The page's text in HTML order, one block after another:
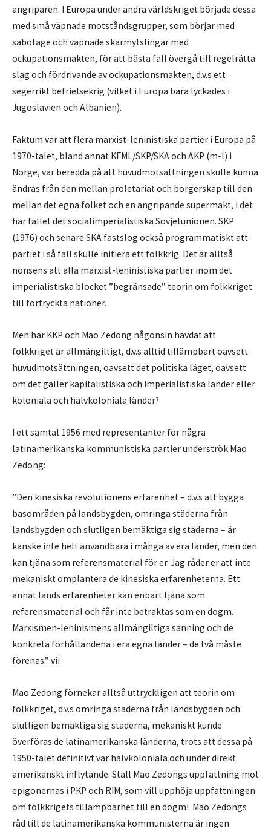
angriparen. I Europa under andra världskriget började dessa
med små väpnade motståndsgrupper, som börjar med
sabotage och väpnade skärmytslingar med
ockupationsmakten, för att bästa fall övergå till regelrätta
slag och fördrivande av ockupationsmakten, d.v.s ett
segerrikt befrielsekrig (vilket i Europa bara lyckades i
Jugoslavien och Albanien).
Faktum var att flera marxist-leninistiska partier i Europa på
1970-talet, bland annat KFML/SKP/SKA och AKP (m-l) i
Norge, var beredda på att huvudmotsättningen skulle kunna
ändras från den mellan proletariat och borgerskap till den
mellan det egna folket och en angripande supermakt, i det
här fallet det socialimperialistiska Sovjetunionen. SKP
(1976) och senare SKA fastslog också programmatiskt att
partiet i så fall skulle initiera ett folkkrig. Det är alltså
nonsens att alla marxist-leninistiska partier inom det
imperialistiska blocket ”begränsade” teorin om folkkriget
till förtryckta nationer.
Men har KKP och Mao Zedong någonsin hävdat att
folkkriget är allmängiltigt, d.v.s alltid tillämpbart oavsett
huvudmotsättningen, oavsett det politiska läget, oavsett
om det gäller kapitalistiska och imperialistiska länder eller
koloniala och halvkoloniala länder?
I ett samtal 1956 med representanter för några
latinamerikanska kommunistiska partier underströk Mao
Zedong:
”Den kinesiska revolutionens erfarenhet – d.v.s att bygga
basområden på landsbygden, omringa städerna från
landsbygden och slutligen bemäktiga sig städerna – är
kanske inte helt användbara i många av era länder, men den
kan tjäna som referensmaterial för er. Jag råder er att inte
mekaniskt omplantera de kinesiska erfarenheterna. Ett
annat lands erfarenheter kan enbart tjäna som
referensmaterial och får inte betraktas som en dogm.
Marxismen-leninismens allmängiltiga sanning och de
konkreta förhållandena i era egna länder – de två måste
förenas.” vii
Mao Zedong förnekar alltså uttryckligen att teorin om
folkkriget, d.v.s omringa städerna från landsbygden och
slutligen bemäktiga sig städerna, mekaniskt kunde
överföras de latinamerikanska länderna, trots att dessa på
1950-talet definitivt var halvkoloniala och under direkt
amerikanskt inflytande. Ställ Mao Zedongs uppfattning mot
epigonernas i PKP och RIM, som vill upphöja uppfattningen
om folkkrigets tillämpbarhet till en dogm! Mao Zedongs
råd till de latinamerikanska kommunisterna är ingen